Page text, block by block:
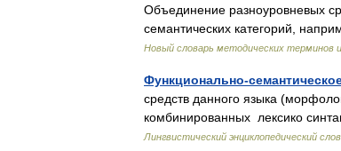
Объединение разноуровневых
семантических категорий,
Новый словарь методических терминов
Функционально-
средств данного языка
комбинированных лексико
Лингвистический энциклопедический